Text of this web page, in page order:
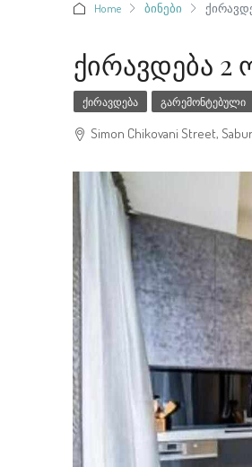
Home ბინები
Ქირავდება 2
ᲥᲘᲠᲐᲕᲓᲔᲑᲐ ᲒᲐᲠᲔᲛᲝᲜᲢᲔᲑᲣᲚᲘ
Simon Chikovani Street,